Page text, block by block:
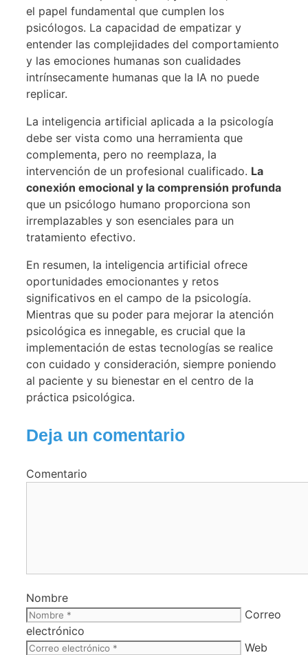
el papel fundamental que cumplen los
psicólogos. La capacidad de empatizar y
entender las complejidades del comportamiento
y las emociones humanas son cualidades
intrínsecamente humanas que la IA no puede
replicar.
La inteligencia artificial aplicada a la psicología
debe ser vista como una herramienta que
complementa, pero no reemplaza, la
intervención de un profesional cualificado. La
conexión emocional y la comprensión profunda
que un psicólogo humano proporciona son
irremplazables y son esenciales para un
tratamiento efectivo.
En resumen, la inteligencia artificial ofrece
oportunidades emocionantes y retos
significativos en el campo de la psicología.
Mientras que su poder para mejorar la atención
psicológica es innegable, es crucial que la
implementación de estas tecnologías se realice
con cuidado y consideración, siempre poniendo
al paciente y su bienestar en el centro de la
práctica psicológica.
Deja un comentario
Comentario
Nombre
Correo
electrónico
Web